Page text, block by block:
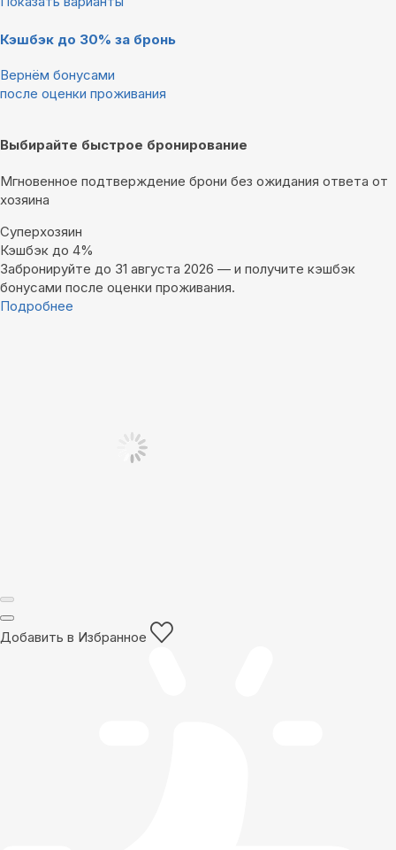
Кэшбэк до 30% за бронь
Вернём бонусами
после оценки проживания
Выбирайте быстрое бронирование
Мгновенное подтверждение брони без ожидания ответа от
хозяина
Суперхозяин
Кэшбэк до 4%
Забронируйте до 31 августа 2026 — и получите кэшбэк
бонусами после оценки проживания.
Подробнее
Добавить в Избранное